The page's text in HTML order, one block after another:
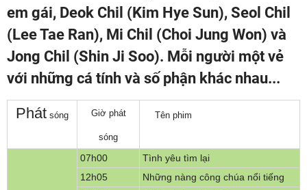
em gái, Deok Chil (Kim Hye Sun), Seol Chil
(Lee Tae Ran), Mi Chil (Choi Jung Won) và
Jong Chil (Shin Ji Soo). Mỗi người một vẻ
với những cá tính và số phận khác nhau...
Phát sóng Giờ phát
sóng
Tên phim
07h00
Tình yêu tìm lại
12h05
Những nàng công chúa nổi tiếng